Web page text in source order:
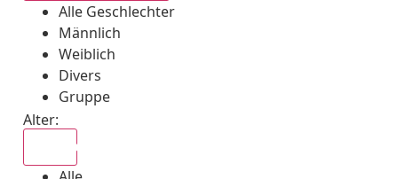
Alle Geschlechter
Männlich
Weiblich
Divers
Gruppe
Alter: